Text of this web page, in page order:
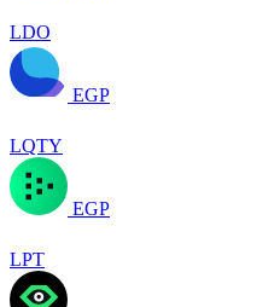
LDO
EGP
LQTY
EGP
LPT